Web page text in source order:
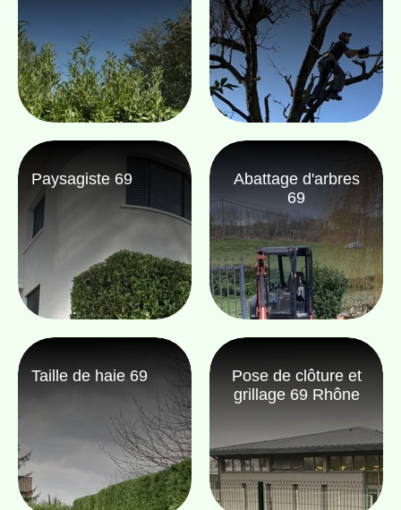
Paysagiste 69
Abattage d'arbres
69
Taille de haie 69
Pose de clôture et
grillage 69 Rhône